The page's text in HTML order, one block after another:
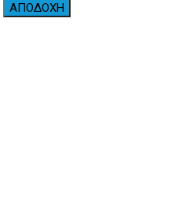
ΑΠΟΔΟΧΗ